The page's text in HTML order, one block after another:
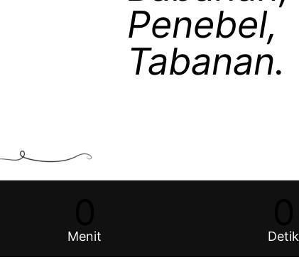
Penebel,
Tabanan.
Menit Detik